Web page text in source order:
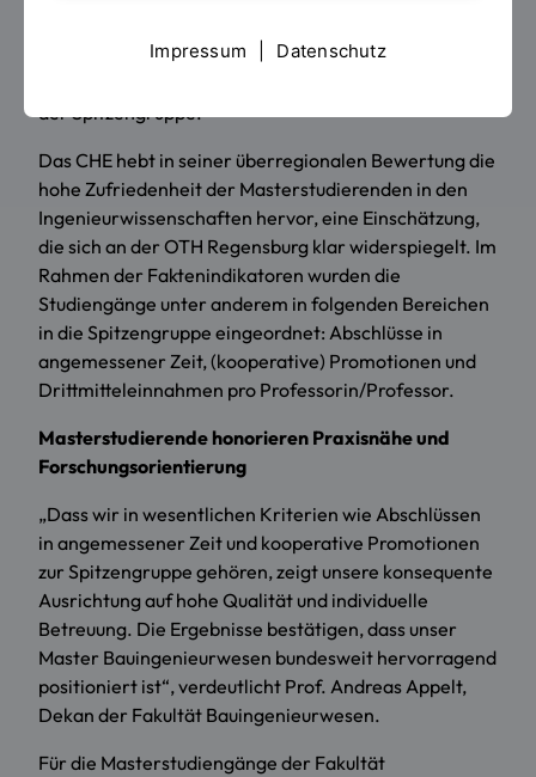
Forschungsorientierung. Der Masterstudiengang
der Spitzengruppe.
Das CHE hebt in seiner überregionalen Bewertung die
hohe Zufriedenheit der Masterstudierenden in den
Ingenieurwissenschaften hervor, eine Einschätzung,
die sich an der OTH Regensburg klar widerspiegelt. Im
Rahmen der Faktenindikatoren wurden die
Studiengänge unter anderem in folgenden Bereichen
in die Spitzengruppe eingeordnet: Abschlüsse in
angemessener Zeit, (kooperative) Promotionen und
Drittmitteleinnahmen pro Professorin/Professor.
Masterstudierende honorieren Praxisnähe und
Forschungsorientierung
„Dass wir in wesentlichen Kriterien wie Abschlüssen
in angemessener Zeit und kooperative Promotionen
zur Spitzengruppe gehören, zeigt unsere konsequente
Ausrichtung auf hohe Qualität und individuelle
Betreuung. Die Ergebnisse bestätigen, dass unser
Master Bauingenieurwesen bundesweit hervorragend
positioniert ist“, verdeutlicht Prof. Andreas Appelt,
Dekan der Fakultät Bauingenieurwesen.
Für die Masterstudiengänge der Fakultät
Impressum Datenschutz